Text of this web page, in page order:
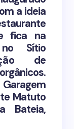
a ideia
fica na
Sítio
de
Matuto
Bateia,